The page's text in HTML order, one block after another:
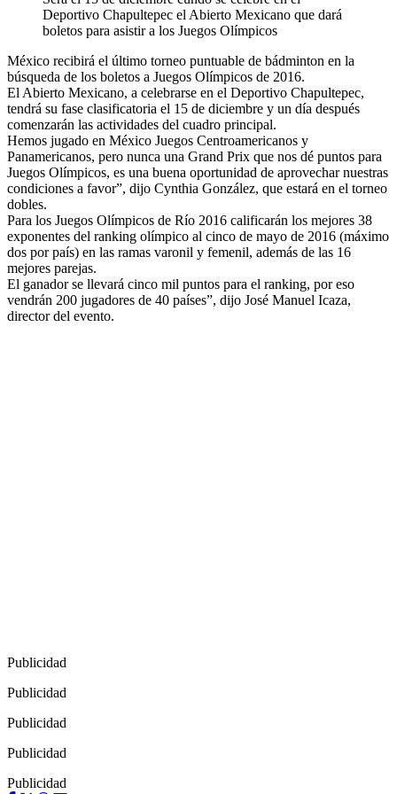
Deportivo Chapultepec el Abierto Mexicano que dará
boletos para asistir a los Juegos Olímpicos
México recibirá el último torneo puntuable de bádminton en la
búsqueda de los boletos a Juegos Olímpicos de 2016.
El Abierto Mexicano, a celebrarse en el Deportivo Chapultepec,
tendrá su fase clasificatoria el 15 de diciembre y un día después
comenzarán las actividades del cuadro principal.
Hemos jugado en México Juegos Centroamericanos y
Panamericanos, pero nunca una Grand Prix que nos dé puntos para
Juegos Olímpicos, es una buena oportunidad de aprovechar nuestras
condiciones a favor”, dijo Cynthia González, que estará en el torneo
dobles.
Para los Juegos Olímpicos de Río 2016 calificarán los mejores 38
exponentes del ranking olímpico al cinco de mayo de 2016 (máximo
dos por país) en las ramas varonil y femenil, además de las 16
mejores parejas.
El ganador se llevará cinco mil puntos para el ranking, por eso
vendrán 200 jugadores de 40 países”, dijo José Manuel Icaza,
director del evento.
Publicidad
Publicidad
Publicidad
Publicidad
Publicidad